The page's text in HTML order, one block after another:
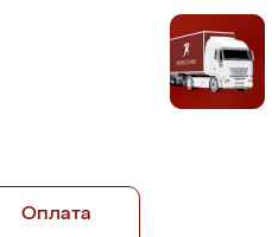
Оплата